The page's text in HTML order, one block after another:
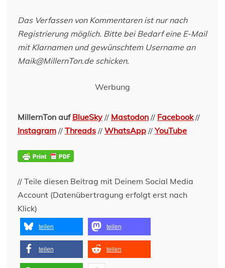
Das Verfassen von Kommentaren ist nur nach
Registrierung möglich. Bitte bei Bedarf eine E-Mail
mit Klarnamen und gewünschtem Username an
Maik@MillernTon.de schicken.
Werbung
MillernTon auf BlueSky // Mastodon // Facebook//
Instagram // Threads // WhatsApp //YouTube
// Teile diesen Beitrag mit Deinem Social Media
Account (Datenübertragung erfolgt erst nach
Klick)
teilen teilen
teilen teilen